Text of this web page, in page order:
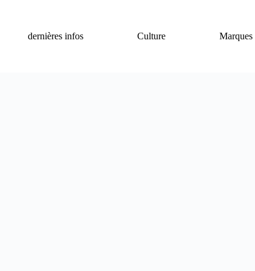
dernières infos
Culture Marques